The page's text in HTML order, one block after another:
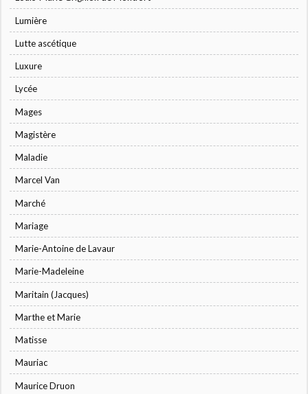
Lumière
Lutte ascétique
Luxure
Lycée
Mages
Magistère
Maladie
Marcel Van
Marché
Mariage
Marie-Antoine de Lavaur
Marie-Madeleine
Maritain (Jacques)
Marthe et Marie
Matisse
Mauriac
Maurice Druon